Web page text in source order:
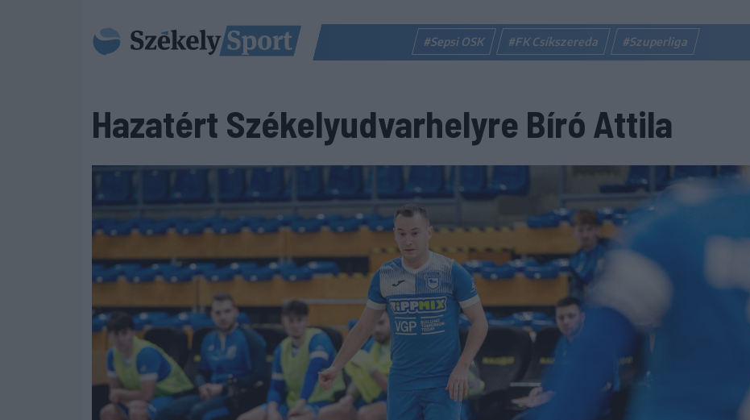
#Sepsi OSK #FK Csíkszereda #Szuperliga
Hazatért Székelyudvarhelyre Bíró Attila